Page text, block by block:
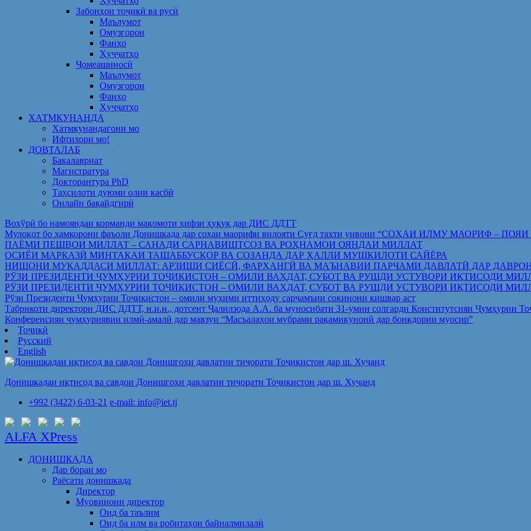
Забонҳои тоҷикӣ ва русӣ
Маълумот
Омузгорон
Фанҳо
Ҳуҷҷатҳо
Ҷомеашиносӣ
Маълумот
Омузгорон
Фанҳо
Ҳуҷҷатҳо
ХАТМКУНАНДА
Хатмкунандагони мо
Ифтихори мо!
ДОВТАЛАБ
Бакалавриат
Магистратура
Докторантура PhD
Таҳсилоти дуюми олии касбӣ
Онлайн бақайдгирӣ
Вохўрӣ бо намояндаи корманди мақомоти ҳифзи ҳуқуқ дар ДИС ДДТТ
Мулоқот бо ҳамкорони фаъоли Донишкада дар соҳаи маорифи вилояти Суғд таҳти унвони “СОҲАИ ИЛМУ МАОРИФ
ПАЁМИ ПЕШВОИ МИЛЛАТ – САНАДИ САРНАВИШТСОЗ ВА РОҲНАМОИ ОЯНДАИ МИЛЛАТ
ОСИЁИ МАРКАЗӢ МИНТАҚАИ ТАШАББУСКОР ВА СОЗАНДА ДАР ҲАЛЛИ МУШКИЛОТИ САЙЁРА
НИШОНИ МУҚАДДАСИ МИЛЛАТ: АРЗИШИ СИЁСӢ, ФАРҲАНГӢ ВА МАЪНАВИИ ПАРЧАМИ ДАВЛАТӢ ДАР
РӮЗИ ПРЕЗИДЕНТИ ҶУМҲУРИИ ТОҶИКИСТОН – ОМИЛИ ВАҲДАТ, СУБОТ ВА РУШДИ УСТУВОРИ ИҚТИСОДИ
РӮЗИ ПРЕЗИДЕНТИ ҶУМҲУРИИ ТОҶИКИСТОН – ОМИЛИ ВАҲДАТ, СУБОТ ВА РУШДИ УСТУВОРИ ИҚТИСОДИ
Рўзи Президенти Ҷумҳурии Тоҷикистон – омили муҳими иттиҳоду сарҷамъии сокинони кишвар аст
Табрикоти директори ДИС ДДТТ, н.и.и., дотсент Ҷалилзода А.А. ба муносибати 31-умин солгарди Конститутсияи Ҷумҳурии
Конференсияи ҷумҳуриявии илмӣ-амалӣ дар мавзуи “Масъалаҳои мубрами рақамикунонӣ дар бонкдории муосир”
Тоҷикӣ
Русский
English
Донишкадаи иқтисод ва савдои Донишгоҳи давлатии тиҷорати Тоҷикистон дар ш. Хуҷанд
+992 (3422) 6-03-21 e-mail: info@iet.tj
ALFA XPress
ДОНИШКАДА
Дар бораи мо
Раёсати донишкада
Директор
Муовинони директор
Оид ба таълим
Оид ба илм ва робитаҳои байналмилалӣ